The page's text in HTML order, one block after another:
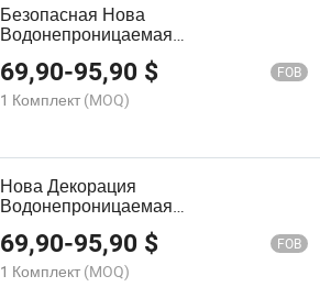
Безопасная Нова
Водонепроницаемая
Антикоррозийная Огнеупорная
Экологически Чистая Сталь
Квартиры Индивидуальная Входная
Дверь
69,90-95,90 $ FOB
1 Комплект (MOQ)
Нова Декорация
Водонепроницаемая
Антикоррозийная Огнеупорная
Экологически Чистые Материалы
Стальные Квартиры
Индивидуальные Входные Двери
69,90-95,90 $ FOB
1 Комплект (MOQ)